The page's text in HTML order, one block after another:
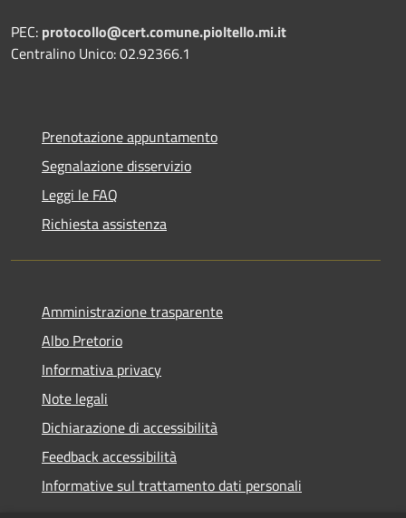
PEC: protocollo@cert.comune.pioltello.mi.it
Centralino Unico: 02.92366.1
Prenotazione appuntamento
Segnalazione disservizio
Leggi le FAQ
Richiesta assistenza
Amministrazione trasparente
Albo Pretorio
Informativa privacy
Note legali
Dichiarazione di accessibilità
Feedback accessibilità
Informative sul trattamento dati personali